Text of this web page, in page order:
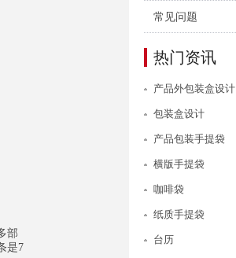
部
是7
常见问题
热门资讯
产品外包装盒设计
包装盒设计
产品包装手提袋
横版手提袋
咖啡袋
纸质手提袋
台历